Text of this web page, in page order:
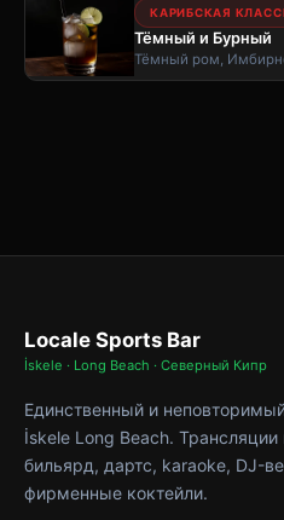
КАРИБСКАЯ
Тёмный и Бурный
Тёмный ром,
Locale Sports Bar
İskele · Long Beach · Северный Кипр
Единственный и
İskele Long Beach. Трансляции
бильярд, дартс, karaoke, DJ-
фирменные коктейли.